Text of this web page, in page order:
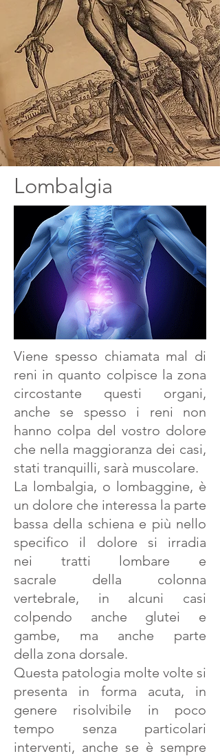
Lombalgia
Viene spesso chiamata mal di
reni in quanto colpisce la zona
circostante questi organi,
anche se spesso i reni non
hanno colpa del vostro dolore
che nella maggioranza dei casi,
stati tranquilli, sarà muscolare.
La lombalgia, o lombaggine, è
un dolore che interessa la parte
bassa della schiena e più nello
specifico il dolore si irradia
nei tratti lombare e
sacrale della colonna
vertebrale, in alcuni casi
colpendo anche glutei e
gambe, ma anche parte
della zona dorsale.
Questa patologia molte volte si
presenta in forma acuta, in
genere risolvibile in poco
tempo senza particolari
interventi, anche se è sempre